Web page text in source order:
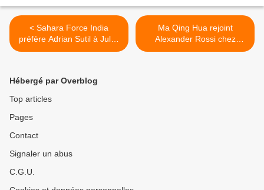
< Sahara Force India
préfère Adrian Sutil à Jules
Bianchi
Ma Qing Hua rejoint
Alexander Rossi chez
Caterham >
Hébergé par Overblog
Top articles
Pages
Contact
Signaler un abus
C.G.U.